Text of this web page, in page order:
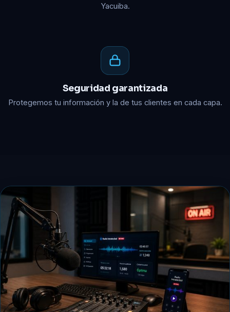
Yacuiba.
Seguridad garantizada
Protegemos tu información y la de tus clientes en cada capa.